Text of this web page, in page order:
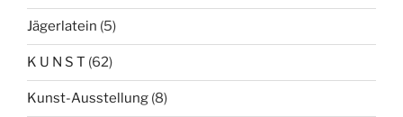
Jägerlatein (5)
K U N S T (62)
Kunst-Ausstellung (8)